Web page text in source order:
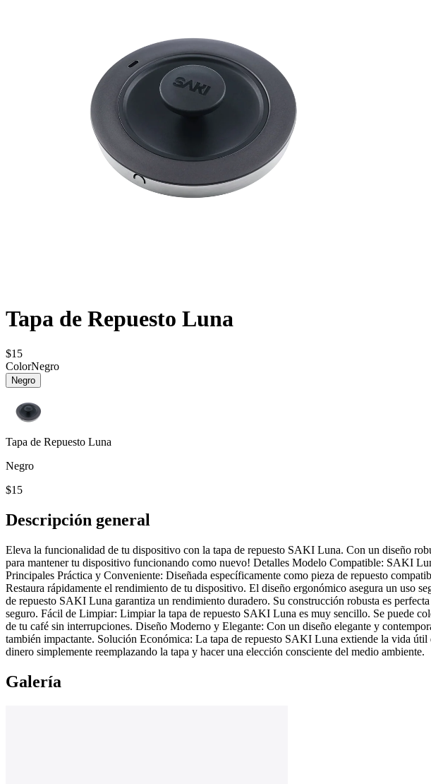
Tapa de Repuesto Luna
$15
ColorNegro
Negro
Tapa de Repuesto Luna
Negro
$15
Descripción general
Eleva la funcionalidad de tu dispositivo con la tapa de repuesto SAKI Luna. Con un diseño
para mantener tu dispositivo funcionando como nuevo! Detalles Modelo Compatible: SAKI
Principales Práctica y Conveniente: Diseñada específicamente como pieza de repuesto
Restaura rápidamente el rendimiento de tu dispositivo. El diseño ergonómico asegura un uso
de repuesto SAKI Luna garantiza un rendimiento duradero. Su construcción robusta es
seguro. Fácil de Limpiar: Limpiar la tapa de repuesto SAKI Luna es muy sencillo. Se puede
de tu café sin interrupciones. Diseño Moderno y Elegante: Con un diseño elegante y
también impactante. Solución Económica: La tapa de repuesto SAKI Luna extiende la vida
dinero simplemente reemplazando la tapa y hacer una elección consciente del medio ambiente.
Galería